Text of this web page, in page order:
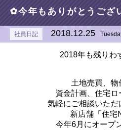
✿今年もありがとうござ
社員日記 2018.12.25
2018年も残りわ
土地売買、物
資金計画、住宅
気軽にご相談いただ
新店舗「住宅